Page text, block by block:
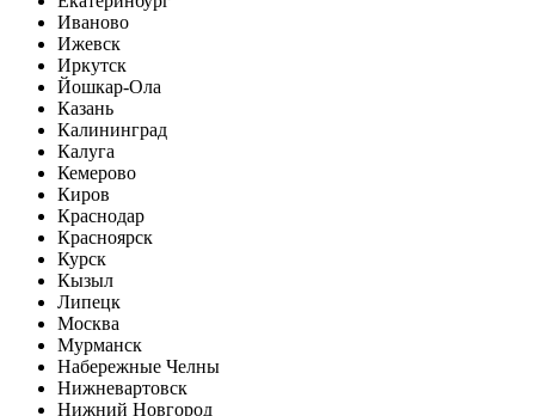
Иваново
Ижевск
Иркутск
Йошкар-Ола
Казань
Калининград
Калуга
Кемерово
Киров
Краснодар
Красноярск
Курск
Кызыл
Липецк
Москва
Мурманск
Набережные Челны
Нижневартовск
Нижний Новгород